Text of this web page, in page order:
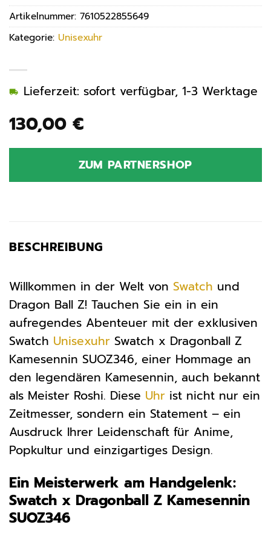
130,00 €
Lieferzeit: sofort verfügbar, 1-3 Werktage
ZUM PARTNERSHOP
Artikelnummer: 7610522855649
Kategorie: Unisexuhr
BESCHREIBUNG
Willkommen in der Welt von Swatch und
Dragon Ball Z! Tauchen Sie ein in ein
aufregendes Abenteuer mit der exklusiven
Swatch Unisexuhr Swatch x Dragonball Z
Kamesennin SUOZ346, einer Hommage an
den legendären Kamesennin, auch bekannt
als Meister Roshi. Diese Uhr ist nicht nur ein
Zeitmesser, sondern ein Statement – ein
Ausdruck Ihrer Leidenschaft für Anime,
Popkultur und einzigartiges Design.
Ein Meisterwerk am Handgelenk:
Swatch x Dragonball Z Kamesennin
SUOZ346